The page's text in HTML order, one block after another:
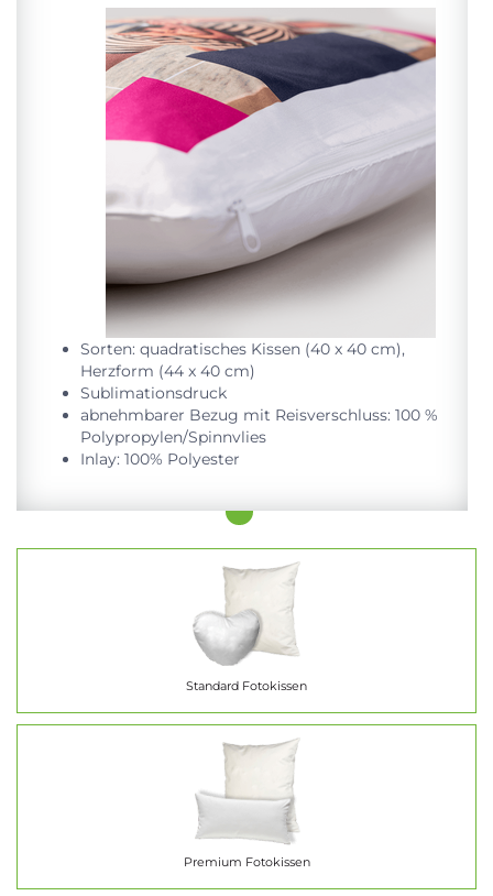
Sorten: quadratisches Kissen (40 x 40 cm),
Herzform (44 x 40 cm)
Sublimationsdruck
abnehmbarer Bezug mit Reisverschluss: 100 %
Polypropylen/Spinnvlies
Inlay: 100% Polyester
Standard Fotokissen
Premium Fotokissen